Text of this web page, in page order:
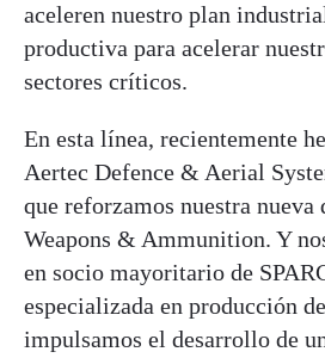
aceleren nuestro plan
productiva para acelerar
sectores críticos.
En esta línea, recientemente
Aertec Defence & Aerial
que reforzamos nuestra
Weapons & Ammunition. Y
en socio mayoritario de
especializada en producción
impulsamos el desarrollo de